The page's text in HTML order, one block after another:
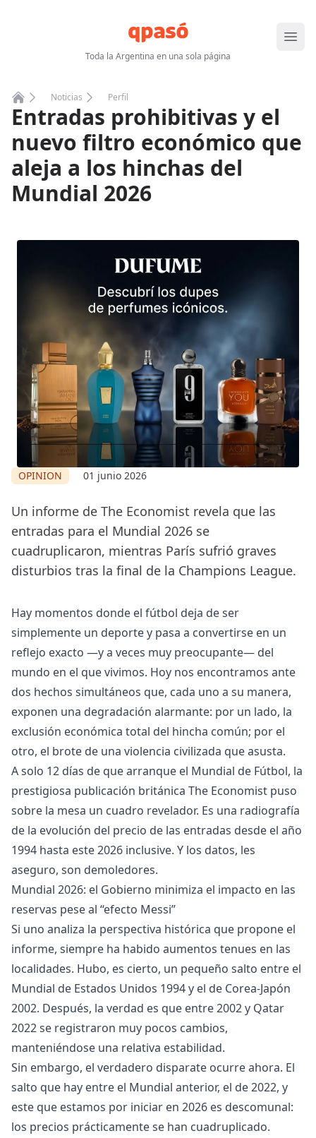
Toda la Argentina en una sola página
Abrir
Home
Noticias Perfil
Entradas prohibitivas y el
nuevo filtro económico que
aleja a los hinchas del
Mundial 2026
OPINION 01 junio 2026
Un informe de The Economist revela que las
entradas para el Mundial 2026 se
cuadruplicaron, mientras París sufrió graves
disturbios tras la final de la Champions League.
Hay momentos donde el fútbol deja de ser
simplemente un deporte y pasa a convertirse en un
reflejo exacto —y a veces muy preocupante— del
mundo en el que vivimos. Hoy nos encontramos ante
dos hechos simultáneos que, cada uno a su manera,
exponen una degradación alarmante: por un lado, la
exclusión económica total del hincha común; por el
otro, el brote de una violencia civilizada que asusta.
A solo 12 días de que arranque el Mundial de Fútbol, la
prestigiosa publicación británica The Economist puso
sobre la mesa un cuadro revelador. Es una radiografía
de la evolución del precio de las entradas desde el año
1994 hasta este 2026 inclusive. Y los datos, les
aseguro, son demoledores.
Mundial 2026: el Gobierno minimiza el impacto en las
reservas pese al “efecto Messi”
Si uno analiza la perspectiva histórica que propone el
informe, siempre ha habido aumentos tenues en las
localidades. Hubo, es cierto, un pequeño salto entre el
Mundial de Estados Unidos 1994 y el de Corea-Japón
2002. Después, la verdad es que entre 2002 y Qatar
2022 se registraron muy pocos cambios,
manteniéndose una relativa estabilidad.
Sin embargo, el verdadero disparate ocurre ahora. El
salto que hay entre el Mundial anterior, el de 2022, y
este que estamos por iniciar en 2026 es descomunal:
los precios prácticamente se han cuadruplicado.